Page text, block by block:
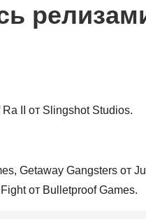
II от Slingshot Studios.
Getaway Gangsters от
от Bulletproof Games.